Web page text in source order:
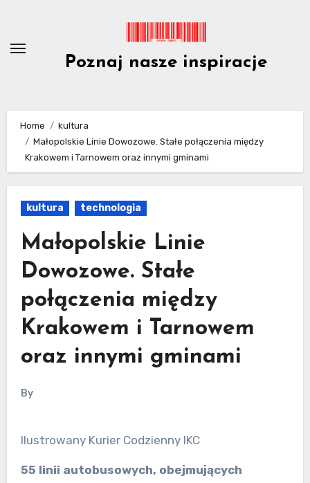
content
Poznaj nasze inspiracje
Home
kultura
Małopolskie Linie Dowozowe. Stałe połączenia między
Krakowem i Tarnowem oraz innymi gminami
kultura technologia
Małopolskie Linie
Dowozowe. Stałe
połączenia między
Krakowem i Tarnowem
oraz innymi gminami
By
Ilustrowany Kurier Codzienny IKC
55 linii autobusowych, obejmujących